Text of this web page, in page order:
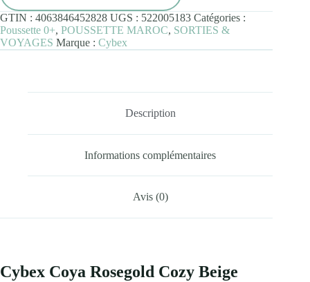
Beige
GTIN : 4063846452828 UGS : 522005183 Catégories :
Poussette 0+, POUSSETTE MAROC, SORTIES &
VOYAGES Marque : Cybex
Description
Informations complémentaires
Avis (0)
Cybex Coya Rosegold Cozy Beige